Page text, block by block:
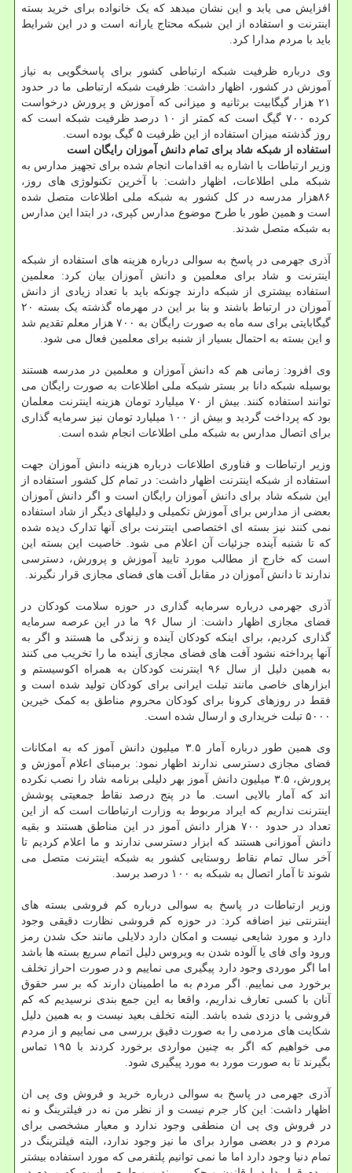
افزایش می یابد و این نشان میدهد که یک خانواده برای خرید بسته
اینترنت و استفاده از این شبکه محتاج یارانه است و در این شرایط
باید با مردم مدارا کرد.
وی درباره ظرفیت شبکه ارتباطی کشور برای پاسخگویی به نیاز
آموزش در کشور، اظهار داشت: ظرفیت شبکه ارتباطی ما در حدود
۲۱ هزار گیگابیت برثانیه و میزانی که آموزش و پرورش درخواست
کرده ۷۰۰ گیگ است که کمتر از ۱۰ درصد ظرفیت شبکه است که
روز گذشته میزان استفاده از این ظرفیت ۵ گیگ بوده است.
استفاده از شبکه شاد برای تمام دانش آموزان رایگان است
وزیر ارتباطات با اشاره به اقدامات انجام شده برای تجهیز مدارس به
شبکه ملی اطلاعات، اظهار داشت: با آخرین تکنولوژی های روز،
۸۶هزار مدرسه در کل کشور به شبکه ملی اطلاعات متصل شده
است و همین طور با طرح موضوع مدارس کپری، در ابتدا این مدارس
به شبکه متصل شدند.
آذری جهرمی در پاسخ به سوالی درباره هزینه های استفاده از شبکه
اینترنت و شاد برای معلمین و دانش آموزان بیان کرد: معلمین
استفاده بیشتری از شبکه دارند چونکه باید با تعداد زیادی از دانش
آموزان در ارتباط باشند و بنا بر این در مهرماه گذشته یک بسته ۲۰
گیگابایتی برای سه ماه به صورت رایگان به ۷۰۰ هزار معلم تقدیم شد
و این بسته به احتمال بسیار از شنبه برای معلمین فعال می شود.
وی افزود: زمانی هم که دانش آموزان و معلمین در مدرسه هستند
بوسیله شبکه دانا بر بستر شبکه ملی اطلاعات به صورت رایگان می
توانند استفاده کنند. بیش از ۷۰ میلیارد تومان هزینه اینترنت معلمان
بود که پرداخت گردید و بیش از ۱۰۰ میلیارد تومان نیز سرمایه گذاری
برای اتصال مدارس به شبکه ملی اطلاعات انجام شده است.
وزیر ارتباطات و فناوری اطلاعات درباره هزینه دانش آموزان جهت
استفاده از شبکه اینترنت اظهار داشت: در تمام کل کشور استفاده از
این شبکه شاد برای دانش آموزان رایگان است و اگر دانش آموزان
بعضی از مدارس برای آموزش تکمیلی و دلیلهای دیگر از شاد استفاده
نمی کنند نیز بسته ای اختصاصی اینترنت برای آنها تدارک دیده شده
که تا شنبه آینده جزئیات آن اعلام می شود. خاصیت این بسته این
است که خارج از مطالب مورد تایید آموزش و پرورش، دسترسی
ندارند تا دانش آموزان در مقابل آفت های فضای مجازی قرار نگیرند.
آذری جهرمی درباره سرمایه گذاری در حوزه سلامت کودکان در
فضای مجازی اظهار داشت: از سال ۹۶ ما در این عرصه سرمایه
گذاری کردیم، برای اینکه کودکان آینده و زندگی ما هستند و اگر به
آنها پرداخته نشود آفت های فضای مجازی آینده ما را تخریب می کنند
به همین دلیل از سال ۹۶ اینترنت کودکان به همراه اکوسیستم و
ابزارهای خاصی مانند تبلت ایرانی برای کودکان تولید شده است و
فقط در روزهای کرونا برای کودکان محروم مناطق به کمک خیرین
۵۰۰۰ تبلت خریداری و ارسال شده است.
وی همین طور درباره آمار ۳.۵ میلیون دانش آموز که به امکانات
فضای مجازی دسترسی ندارند اظهار نمود: برمبنای اعلام آموزش و
پرورش، ۳.۵ میلیون دانش آموز بهر دلیلی برنامه شاد را نصب نکرده
اند که آمار بالایی است. ما در پنج درصد نقاط جمعیتی پوشش
اینترنت نداریم که ایراد مربوط به وزارت ارتباطات است که از این
تعداد در حدود ۷۰۰ هزار دانش آموز در این مناطق هستند و بقیه
دانش آموزانی هستند که ابزار دسترسی ندارند و ما اعلام کردیم تا
آخر سال تمام نقاط روستایی کشور به شبکه اینترنت متصل می
شوند تا آمار اتصال به شبکه به ۱۰۰ درصد برسد.
وزیر ارتباطات در پاسخ به سوالی درباره کم فروشی بسته های
اینترنتی نیز اضافه کرد: در حوزه کم فروشی نظارت دقیقی وجود
دارد و مورد شایعی نیست و امکان دارد دلایلی مانند حک شدن رمز
ورود وای فای یا آلوده شدن به ویروس دلیل اتمام سریع بسته ها باشد
اما اگر موردی وجود دارد پیگیری می نماییم و در صورت احراز تخلف
برخورد می نماییم. اگر مردم به ما اطمینان دارند که بر سر حقوق
آنان با کسی تعارف نداریم، واقعا به این جمع بندی نرسیدیم که کم
فروشی یا دزدی شده باشد. البته تخلف بعید نیست و به همین دلیل
شکایت های مردمی را به صورت دقیق بررسی می نماییم و از مردم
می خواهیم که اگر به چنین مواردی برخورد کردند با ۱۹۵ تماس
بگیرند تا به صورت مورد به مورد پیگیری شود.
آذری جهرمی در پاسخ به سوالی درباره خرید و فروش وی پی ان
اظهار داشت: این کار جرم نیست و از نظر من نه در فیلترینگ و نه
در فروش وی پی ان منطقی وجود ندارد و معیار مشخصی برای
مردم و در بعضی موارد برای ما نیز وجود ندارد، البته فیلترینگ در
تمام دنیا وجود دارد اما ما نمی توانیم پلتفرمی که مورد استفاده بیشتر